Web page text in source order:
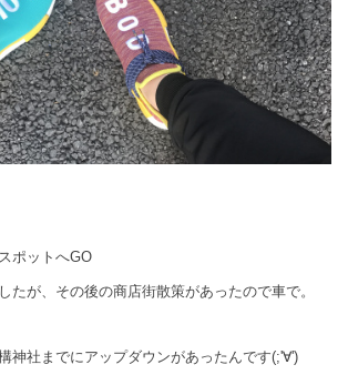
ポットへGO
たが、その後の商店街散策があったので車で。
神社までにアップダウンがあったんです(;'∀')